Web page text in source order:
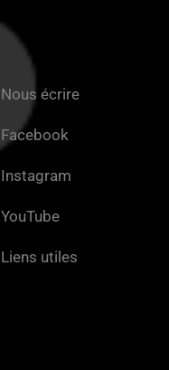
Nous écrire
Facebook
Instagram
YouTube
Liens utiles